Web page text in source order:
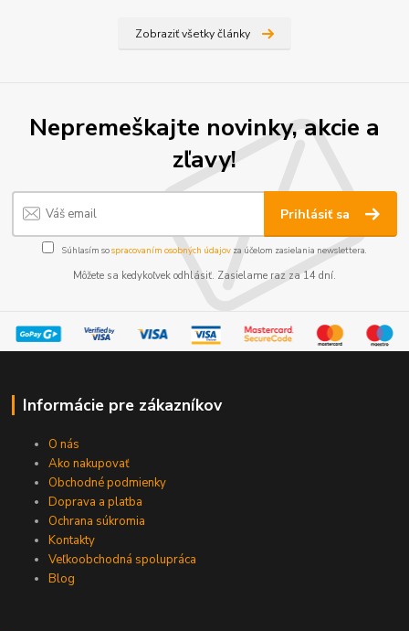
Zobraziť všetky články
Nepremeškajte novinky, akcie a
zľavy!
Prihlásiť sa
Súhlasím sospracovaním osobných údajov za účelom zasielania newslettera.
Môžete sa kedykoľvek odhlásiť. Zasielame raz za 14 dní.
Informácie pre zákazníkov
O nás
Ako nakupovať
Obchodné podmienky
Doprava a platba
Ochrana súkromia
Kontakty
Veľkoobchodná spolupráca
Blog